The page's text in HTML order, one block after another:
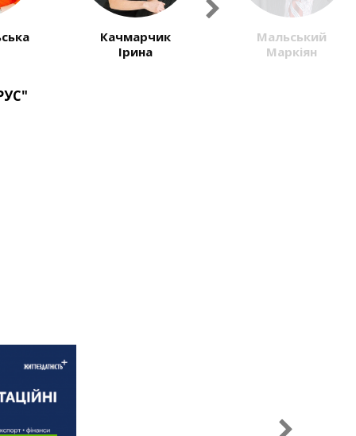
Мальський
Маркіян
Масюк
Василь